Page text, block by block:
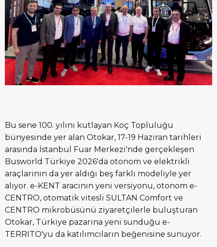
Bu sene 100. yılını kutlayan Koç Topluluğu
bünyesinde yer alan Otokar, 17-19 Haziran tarihleri
arasında İstanbul Fuar Merkezi'nde gerçekleşen
Busworld Türkiye 2026'da otonom ve elektrikli
araçlarının da yer aldığı beş farklı modeliyle yer
alıyor. e-KENT aracının yeni versiyonu, otonom e-
CENTRO, otomatik vitesli SULTAN Comfort ve
CENTRO mikrobüsünü ziyaretçilerle buluşturan
Otokar, Türkiye pazarına yeni sunduğu e-
TERRITO'yu da katılımcıların beğenisine sunuyor.